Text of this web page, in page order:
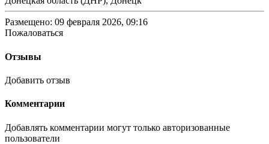
Размещено: 09 февраля 2026, 09:16
Пожаловаться
Отзывы
Добавить отзыв
Комментарии
Добавлять комментарии могут только авторизованные
пользователи